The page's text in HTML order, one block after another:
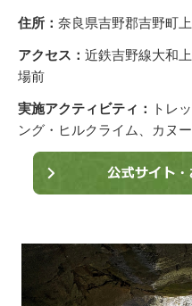
住所： 奈良県吉野郡吉野町
アクセス： 近鉄吉野線大和
場前
実施アクティビティ：
トレ
ング・ヒルクライム、カヌ